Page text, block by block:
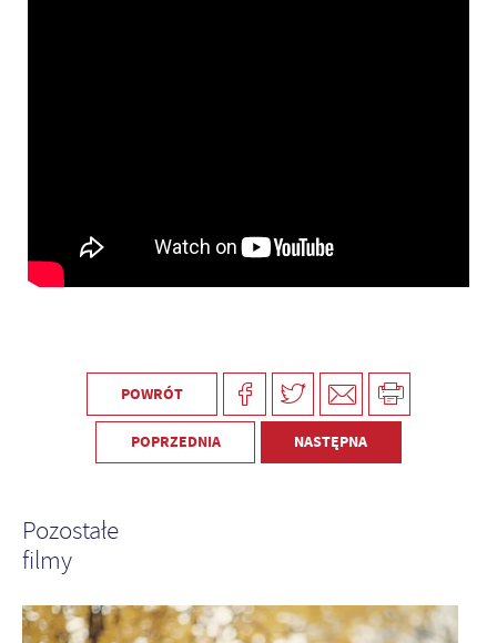
POWRÓT
POPRZEDNIA NASTĘPNA
Pozostałe
filmy